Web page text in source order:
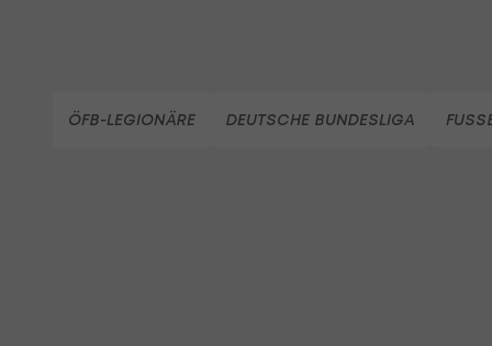
ÖFB-LEGIONÄRE DEUTSCHE BUNDESLIGA